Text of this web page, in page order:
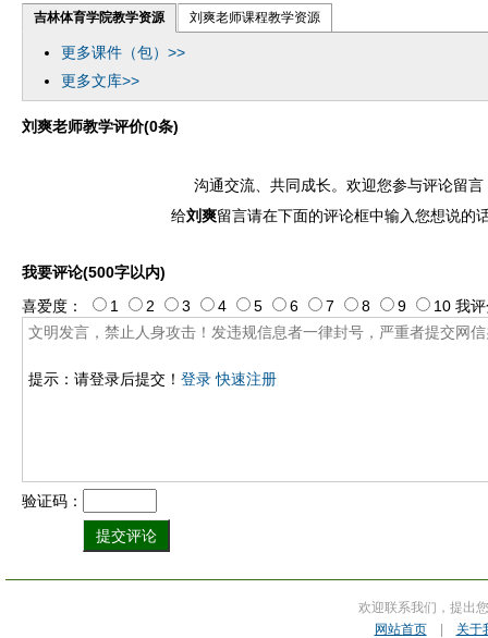
吉林体育学院教学资源 刘爽老师课程教学资源
更多课件（包）>>
更多文库>>
刘爽老师教学评价(0条)
沟通交流、共同成长。欢迎您参与评论留言
给刘爽留言请在下面的评论框中输入您想说的
我要评论(500字以内)
提示：请登录后提交！ 登录 快速注册
喜爱度： 1 2 3 4 5 6 7 8 9 10 我评
验证码：
欢迎联系我们，提出
网站首页| 关于